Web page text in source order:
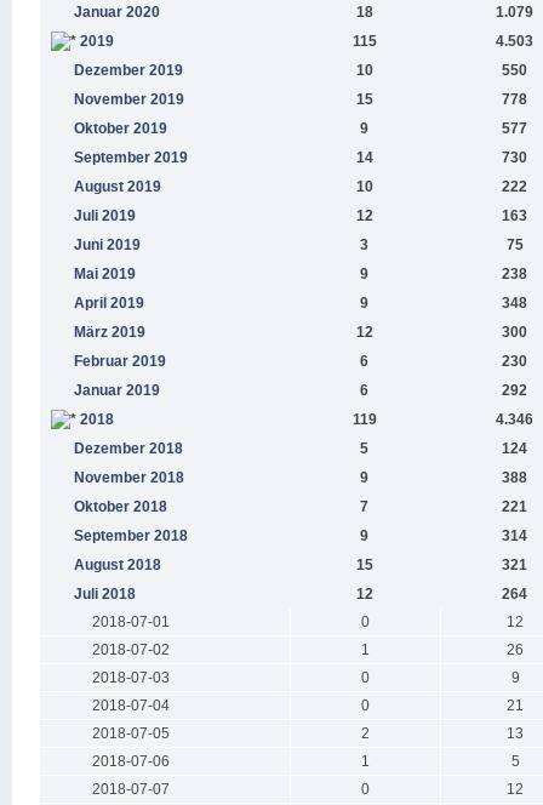
Januar 2020 18
1.079
2019
115
4.503
Dezember 2019
10
550
November 2019
15
778
Oktober 2019
9
577
September 2019
14
730
August 2019
10
222
Juli 2019
12
163
Juni 2019
3
75
Mai 2019
9
238
April 2019
9
348
März 2019
12
300
Februar 2019
6
230
Januar 2019
6
292
2018
119
4.346
Dezember 2018
5
124
November 2018
9
388
Oktober 2018
7
221
September 2018
9
314
August 2018
15
321
Juli 2018
12
264
2018-07-01
0
12
2018-07-02
1
26
2018-07-03
0
9
2018-07-04
0
21
2018-07-05
2
13
2018-07-06
1
5
2018-07-07
0
12